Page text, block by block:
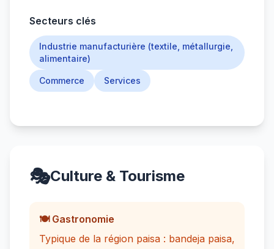
Secteurs clés
Industrie manufacturière (textile, métallurgie,
alimentaire)
Commerce Services
🎭Culture & Tourisme
🍽️ Gastronomie
Typique de la région paisa : bandeja paisa,